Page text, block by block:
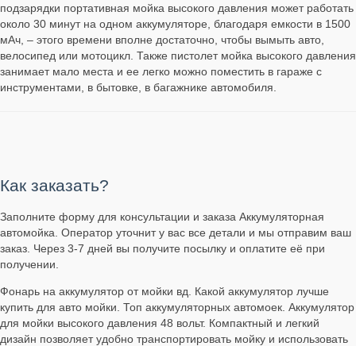
подзарядки портативная мойка высокого давления может работать
около 30 минут на одном аккумуляторе, благодаря емкости в 1500
мАч, – этого времени вполне достаточно, чтобы вымыть авто,
велосипед или мотоцикл. Также пистолет мойка высокого давления
занимает мало места и ее легко можно поместить в гараже с
инструментами, в бытовке, в багажнике автомобиля.
Как заказать?
Заполните форму для консультации и заказа Аккумуляторная
автомойка. Оператор уточнит у вас все детали и мы отправим ваш
заказ. Через 3-7 дней вы получите посылку и оплатите её при
получении.
Фонарь на аккумулятор от мойки вд. Какой аккумулятор лучше
купить для авто мойки. Топ аккумуляторных автомоек. Аккумулятор
для мойки высокого давления 48 вольт. Компактный и легкий
дизайн позволяет удобно транспортировать мойку и использовать